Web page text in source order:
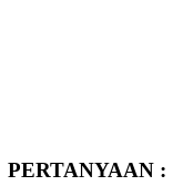
PERTANYAAN :